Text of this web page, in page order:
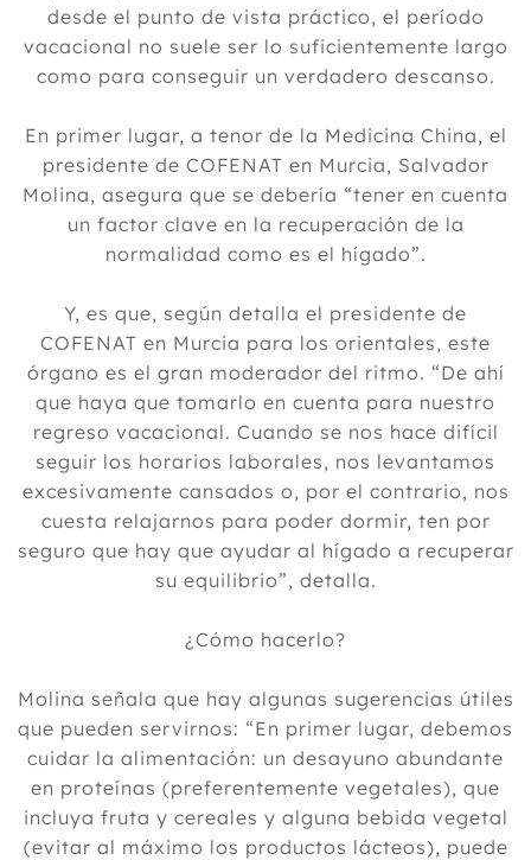
desde el punto de vista práctico, el período
vacacional no suele ser lo suficientemente largo
como para conseguir un verdadero descanso.
En primer lugar, a tenor de la Medicina China, el
presidente de COFENAT en Murcia, Salvador
Molina, asegura que se debería “tener en cuenta
un factor clave en la recuperación de la
normalidad como es el hígado”.
Y, es que, según detalla el presidente de
COFENAT en Murcia para los orientales, este
órgano es el gran moderador del ritmo. “De ahí
que haya que tomarlo en cuenta para nuestro
regreso vacacional. Cuando se nos hace difícil
seguir los horarios laborales, nos levantamos
excesivamente cansados o, por el contrario, nos
cuesta relajarnos para poder dormir, ten por
seguro que hay que ayudar al hígado a recuperar
su equilibrio”, detalla.
¿Cómo hacerlo?
Molina señala que hay algunas sugerencias útiles
que pueden servirnos: “En primer lugar, debemos
cuidar la alimentación: un desayuno abundante
en proteínas (preferentemente vegetales), que
incluya fruta y cereales y alguna bebida vegetal
(evitar al máximo los productos lácteos), puede